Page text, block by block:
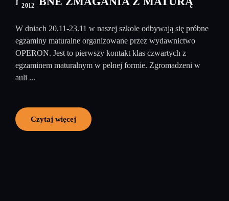
2012
W dniach 20.11-23.11 w naszej szkole odbywają się próbne
egzaminy maturalne organizowane przez wydawnictwo
OPERON. Jest to pierwszy kontakt klas czwartych z
egzaminem maturalnym w pełnej formie. Zgromadzeni w
auli ...
Czytaj więcej